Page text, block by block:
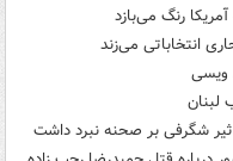
رنگ می‌بازد
انتخاباتی می‌زند
ویسی
لبنان
شگرفی بر صحنه نبرد داشت